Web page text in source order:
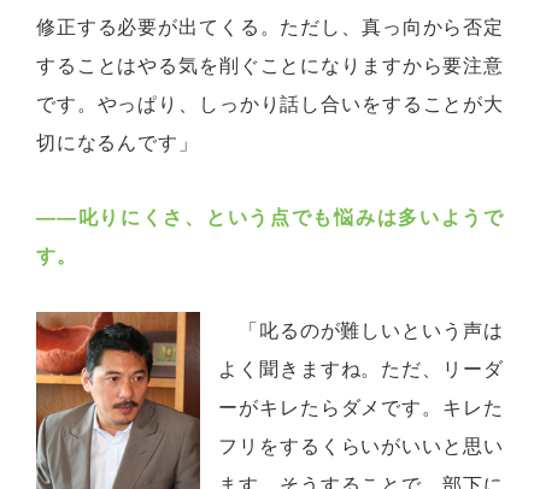
修正する必要が出てくる。ただし、真っ向から否定
することはやる気を削ぐことになりますから要注意
です。やっぱり、しっかり話し合いをすることが大
切になるんです」
――叱りにくさ、という点でも悩みは多いようで
す。
「叱るのが難しいという声は
よく聞きますね。ただ、リーダ
ーがキレたらダメです。キレた
フリをするくらいがいいと思い
ます。そうすることで、部下に